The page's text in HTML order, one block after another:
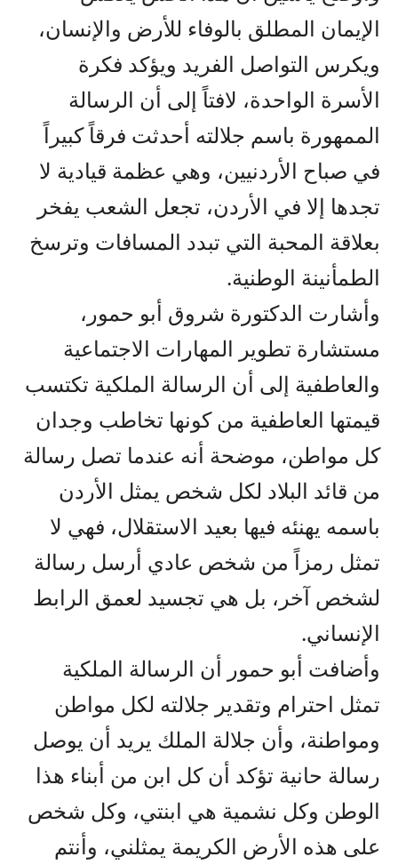
الإيمان المطلق بالوفاء للأرض والإنسان،
ويكرس التواصل الفريد ويؤكد فكرة
الأسرة الواحدة، لافتاً إلى أن الرسالة
الممهورة باسم جلالته أحدثت فرقاً كبيراً
في صباح الأردنيين، وهي عظمة قيادية لا
تجدها إلا في الأردن، تجعل الشعب يفخر
بعلاقة المحبة التي تبدد المسافات وترسخ
الطمأنينة الوطنية.
وأشارت الدكتورة شروق أبو حمور،
مستشارة تطوير المهارات الاجتماعية
والعاطفية إلى أن الرسالة الملكية تكتسب
قيمتها العاطفية من كونها تخاطب وجدان
كل مواطن، موضحة أنه عندما تصل رسالة
من قائد البلاد لكل شخص يمثل الأردن
باسمه يهنئه فيها بعيد الاستقلال، فهي لا
تمثل رمزاً من شخص عادي أرسل رسالة
لشخص آخر، بل هي تجسيد لعمق الرابط
الإنساني.
وأضافت أبو حمور أن الرسالة الملكية
تمثل احترام وتقدير جلالته لكل مواطن
ومواطنة، وأن جلالة الملك يريد أن يوصل
رسالة حانية تؤكد أن كل ابن من أبناء هذا
الوطن وكل نشمية هي ابنتي، وكل شخص
على هذه الأرض الكريمة يمثلني، وأنتم